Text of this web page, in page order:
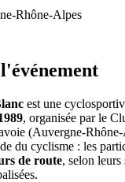
Rhône-Alpes
est une
, organisée par le
(Auvergne-
du cyclisme : les
de route, selon leurs